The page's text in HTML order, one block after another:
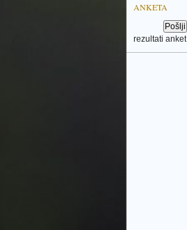
ANKETA
rezultati anket